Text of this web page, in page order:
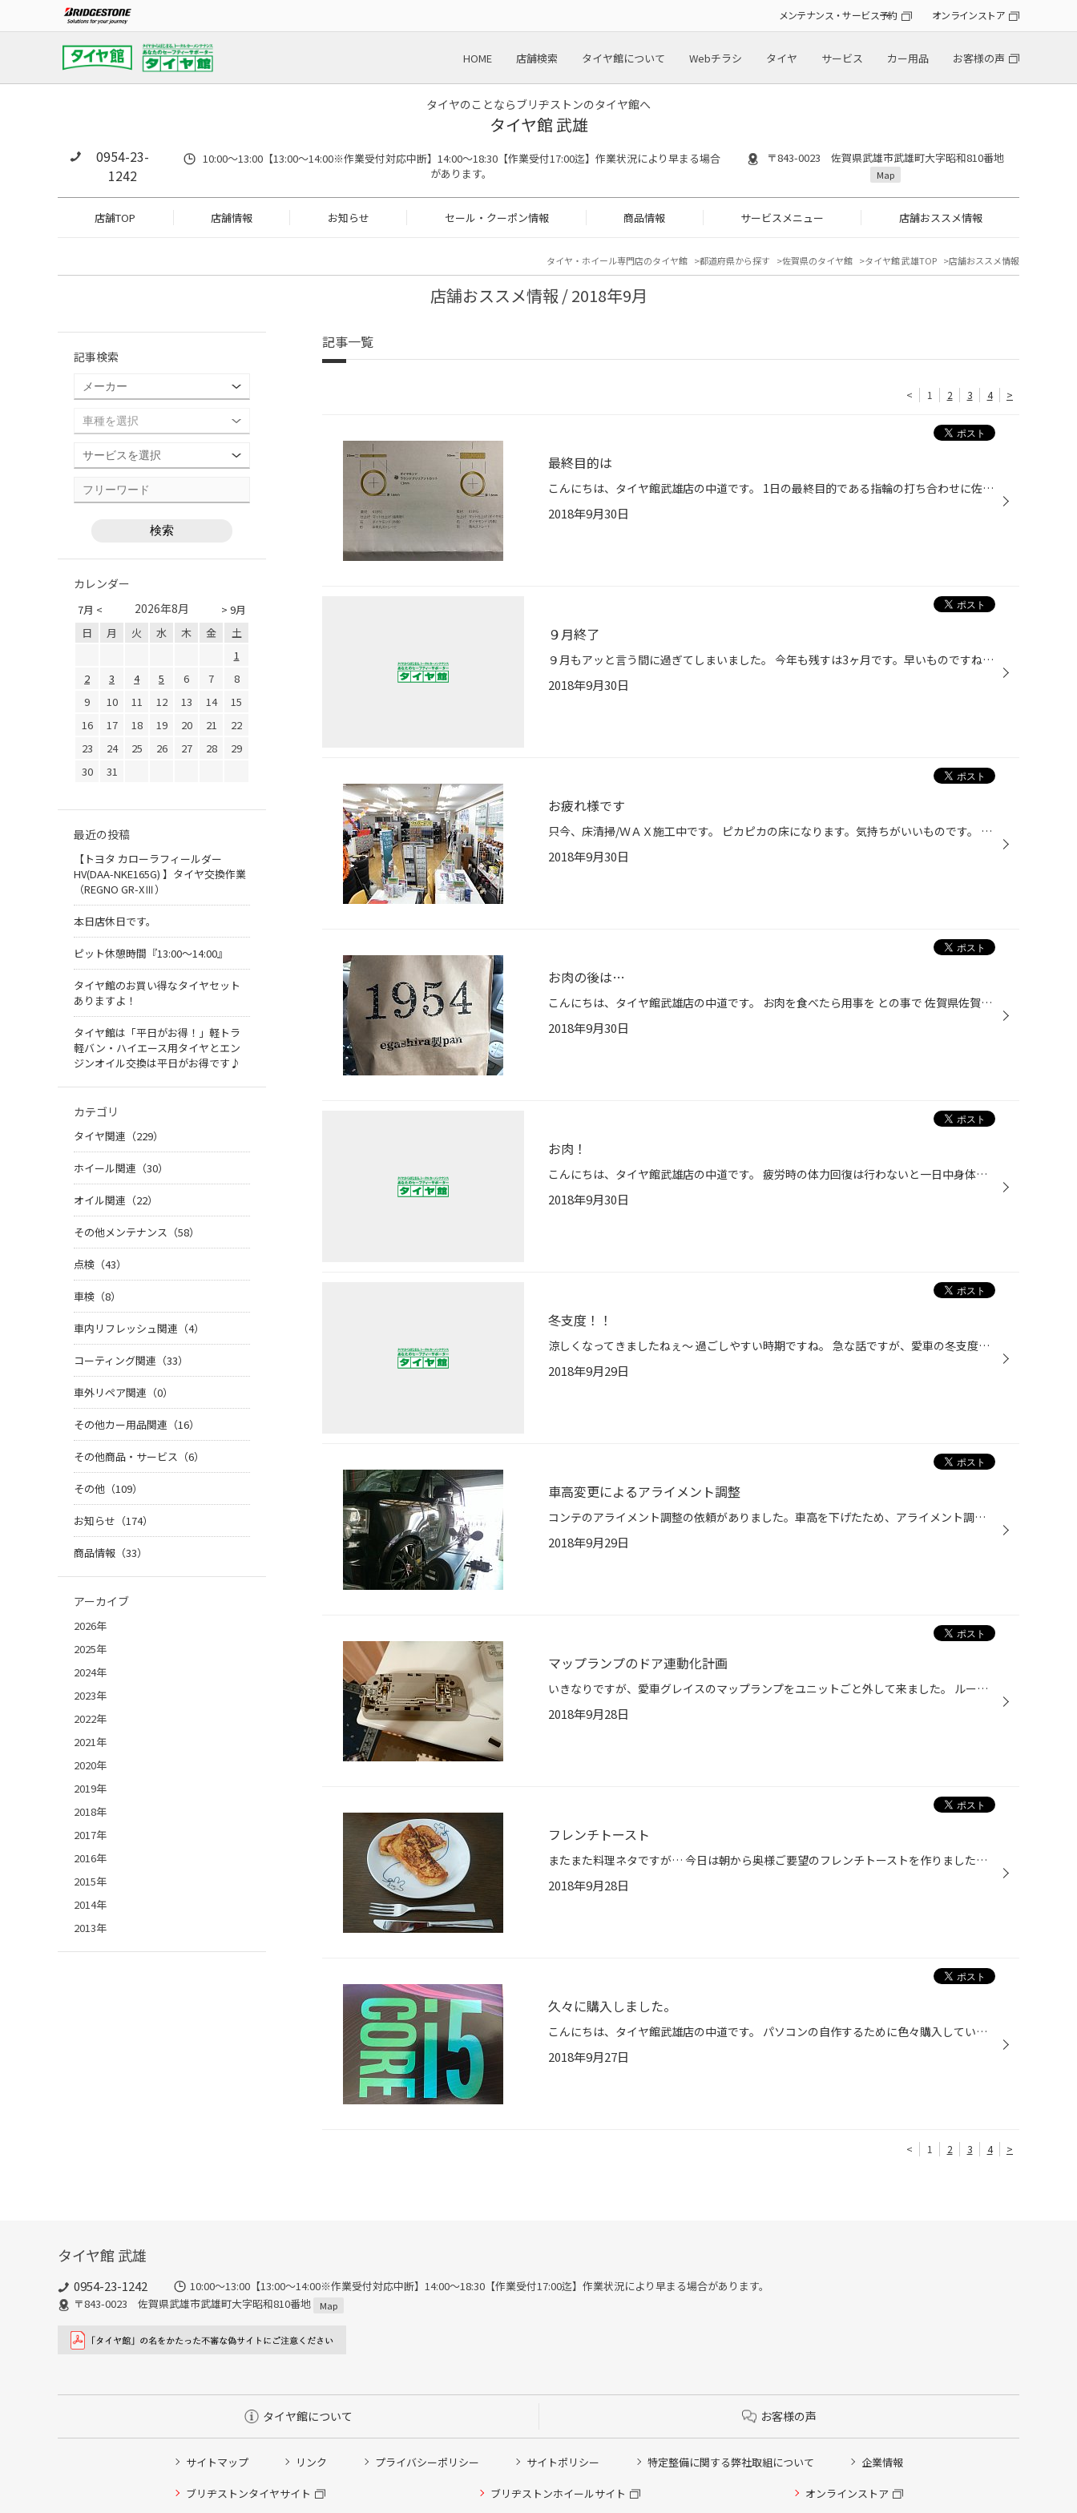
メンテナンス・サービス予約 オンラインストア
HOME 店舗検索 タイヤ館について Webチラシ タイヤ サービス カー用品 お客様の声
タイヤのことならブリヂストンのタイヤ館へ
タイヤ館 武雄
0954-23-
1242
10:00～13:00【13:00～14:00※作業受付対応中断】14:00～18:30【作業受付17:00迄】作業状況により早まる場合
があります。
〒843-0023 佐賀県武雄市武雄町大字昭和810番地
Map
店舗TOP 店舗情報 お知らせ セール・クーポン情報 商品情報 サービスメニュー 店舗おススメ情報
タイヤ・ホイール専門店のタイヤ館 都道府県から探す 佐賀県のタイヤ館 タイヤ館 武雄TOP 店舗おススメ情報
店舗おススメ情報 / 2018年9月
記事一覧
< 1 2 3 4 >
最終目的は
こんにちは、タイヤ館武雄店の中道です。 1日の最終目的である指輪の打ち合わせに佐賀市へやってきておりました。 完成は1ヶ月以上先ですが 楽しみです！
2018年9月30日
９月終了
９月もアッと言う間に過ぎてしまいました。 今年も残すは3ヶ月です。早いものですね！ 今月も多くのお客様にご来店いただき、誠にありがとうございました。 感謝です。 また明日からも、皆様のカーライフのお役に立てる様頑張ります！！ 皆様のご来店お待ちしております。
2018年9月30日
お疲れ様です
只今、床清掃/ＷＡＸ施工中です。 ピカピカの床になります。気持ちがいいものです。 業者の方々も毎度ありがとうございます。
2018年9月30日
お肉の後は…
こんにちは、タイヤ館武雄店の中道です。 お肉を食べたら用事を との事で 佐賀県佐賀市まで来ましたので クスクスさんへやってまいりました。 クロワッサンうます！メープルパンもうます！ 外見も凄いオシャレでインスタ映え間違いなし！ 駐車場でクロワッサンを食べて次なる場所へ！
2018年9月30日
お肉！
こんにちは、タイヤ館武雄店の中道です。 疲労時の体力回復は行わないと一日中身体が怠い！ 疲労回復にはお肉のビタミンB2が効果的！ そして行き着く先は、清香園さんのランチ！牛タン定食！ご飯お代わり一杯無料！ 夜は焼肉屋さんですがお昼のランチは定食！ 久々のお肉！うます！ 明日から頑張り...
2018年9月30日
冬支度！！
涼しくなってきましたねぇ～ 過ごしやすい時期ですね。 急な話ですが、愛車の冬支度はお考えでしょうか？ ９月も２～３件のお客様が冬タイヤ(スタッドレスタイヤ）をご購入 していただきました。 早めのご準備おススメですよ！時間/コスト/安心感など色々メリットあります。 是非、お気軽にスタッフ...
2018年9月29日
車高変更によるアライメント調整
コンテのアライメント調整の依頼がありました。車高を下げたため、アライメント調整をしたいということでした。 実際測定してみると、フロントの個別トーがどちらも1度以上アウトになっていました。 これではタイヤの内減りが出てしまいそうですね！！ 車高を変えると必ずアライメントにズレが出ま...
2018年9月29日
マップランプのドア連動化計画
いきなりですが、愛車グレイスのマップランプをユニットごと外して来ました。 ルールランプ同様マップランプもドアの開閉に連動させて点灯させようという計画です。 いろいろ調べた結果、写真の用に（紫の配線を接続している箇所）にドアアースをつないであげると、計画通りの作動をしてくれそうで...
2018年9月28日
フレンチトースト
またまた料理ネタですが… 今日は朝から奥様ご要望のフレンチトーストを作りました。 調理中に邪魔してくる2才児を上手くかわし、なんとか完成！！ 今日はホイップクリームがなくて、シロップだけでしたが、家族が喜んで食べてくれたのでOKです。 次回はホイップクリームとデコレーション用のチョコ...
2018年9月28日
久々に購入しました。
こんにちは、タイヤ館武雄店の中道です。 パソコンの自作するために色々購入していたのですが 久々に CPUを買いました。 CORE i5 タイヤでいうエコピアあたりになります。 1番上がi7というのがありますが 値段が… i3と種類にはよるんですがi5との値段差があまりなかったのでこちらを選びました。 近...
2018年9月27日
< 1 2 3 4 >
記事検索
カレンダー
7月 < > 9月
2026年8月
日 月 火 水 木 金
土
1
2
3 4 5 6 7
8
9
10 11 12 13 14
15
16
17 18 19 20 21
22
23
24 25 26 27 28
29
30
31
最近の投稿
【トヨタ カローラフィールダー
HV(DAA-NKE165G) 】タイヤ交換作業
（REGNO GR-XⅢ）
本日店休日です。
ピット休憩時間『13:00～14:00』
タイヤ館のお買い得なタイヤセット
ありますよ！
タイヤ館は「平日がお得！」軽トラ
軽バン・ハイエース用タイヤとエン
ジンオイル交換は平日がお得です♪
カテゴリ
タイヤ関連（229）
ホイール関連（30）
オイル関連（22）
その他メンテナンス（58）
点検（43）
車検（8）
車内リフレッシュ関連（4）
コーティング関連（33）
車外リペア関連（0）
その他カー用品関連（16）
その他商品・サービス（6）
その他（109）
お知らせ（174）
商品情報（33）
アーカイブ
2026年
2025年
2024年
2023年
2022年
2021年
2020年
2019年
2018年
2017年
2016年
2015年
2014年
2013年
タイヤ館 武雄
0954-23-1242
10:00～13:00【13:00～14:00※作業受付対応中断】14:00～18:30【作業受付17:00迄】作業状況により早まる場合があります。
〒843-0023 佐賀県武雄市武雄町大字昭和810番地
Map
タイヤ館について お客様の声
サイトマップ リンク プライバシーポリシー サイトポリシー 特定整備に関する弊社取組について 企業情報
ブリヂストンタイヤサイト ブリヂストンホイールサイト オンラインストア
タイヤ点検・安全点検/タイヤ履き替え/オイル交換/その他ピット作業の予約
クローク契約会員専用タイヤ履き替え※タイヤ履き替えを希望のクローク契約会員の方はこちらを選択ください